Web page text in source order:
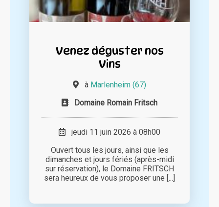
Venez déguster nos
Vins
à Marlenheim (67)
Domaine Romain Fritsch
jeudi 11 juin 2026 à 08h00
Ouvert tous les jours, ainsi que les
dimanches et jours fériés (après-midi
sur réservation), le Domaine FRITSCH
sera heureux de vous proposer une [...]